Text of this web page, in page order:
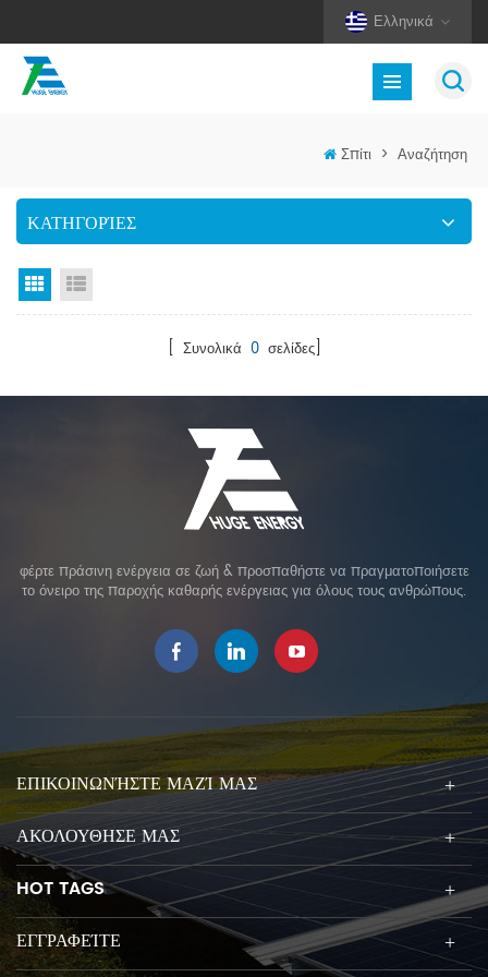
Ελληνικά
Σπίτι > Αναζήτηση
ΚΑΤΗΓΟΡΊΕΣ
Προβολή πλέγματος
[ Συνολικά 0σελίδες]
φέρτε πράσινη ενέργεια σε ζωή & προσπαθήστε να πραγματοποιήσετε
το όνειρο της παροχής καθαρής ενέργειας για όλους τους ανθρώπους.
ΕΠΙΚΟΙΝΩΝΉΣΤΕ ΜΑΖΊ ΜΑΣ
ΑΚΟΛΟΥΘΗΣΕ ΜΑΣ
HOT TAGS
ΕΓΓΡΑΦΕΊΤΕ